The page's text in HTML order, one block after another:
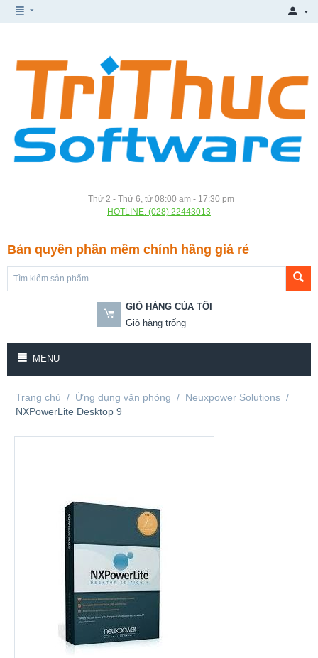
Thứ 2 - Thứ 6, từ 08:00 am - 17:30 pm
HOTLINE: (028) 22443013
Bản quyền phần mềm chính hãng giá rẻ
GIỎ HÀNG CỦA TÔI
Giỏ hàng trống
MENU
Trang chủ / Ứng dụng văn phòng / Neuxpower Solutions /
NXPowerLite Desktop 9